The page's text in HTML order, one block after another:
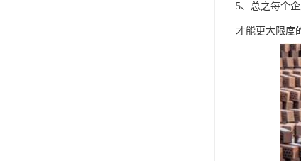
5、总之每个
才能更大限度